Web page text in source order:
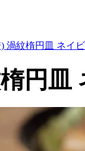
) 渦紋楕円皿 ネイ
円皿